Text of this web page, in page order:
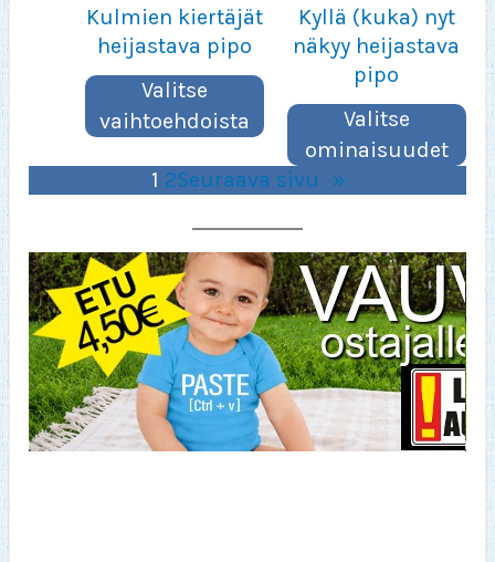
–
23,90€
Kulmien kiertäjät
heijastava pipo
Valitse
vaihtoehdoista
–
Kyllä (kuka) nyt
näkyy heijastava
pipo
Valitse
ominaisuudet
1 2Seuraava sivu »